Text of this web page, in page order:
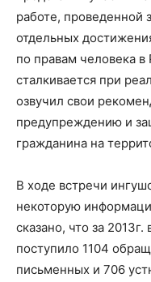
работе, проведенной
отдельных
по правам человека
сталкивается при
озвучил свои
предупреждению и
гражданина на
В ходе встречи
некоторую
сказано, что за
поступило 1104
письменных и 706